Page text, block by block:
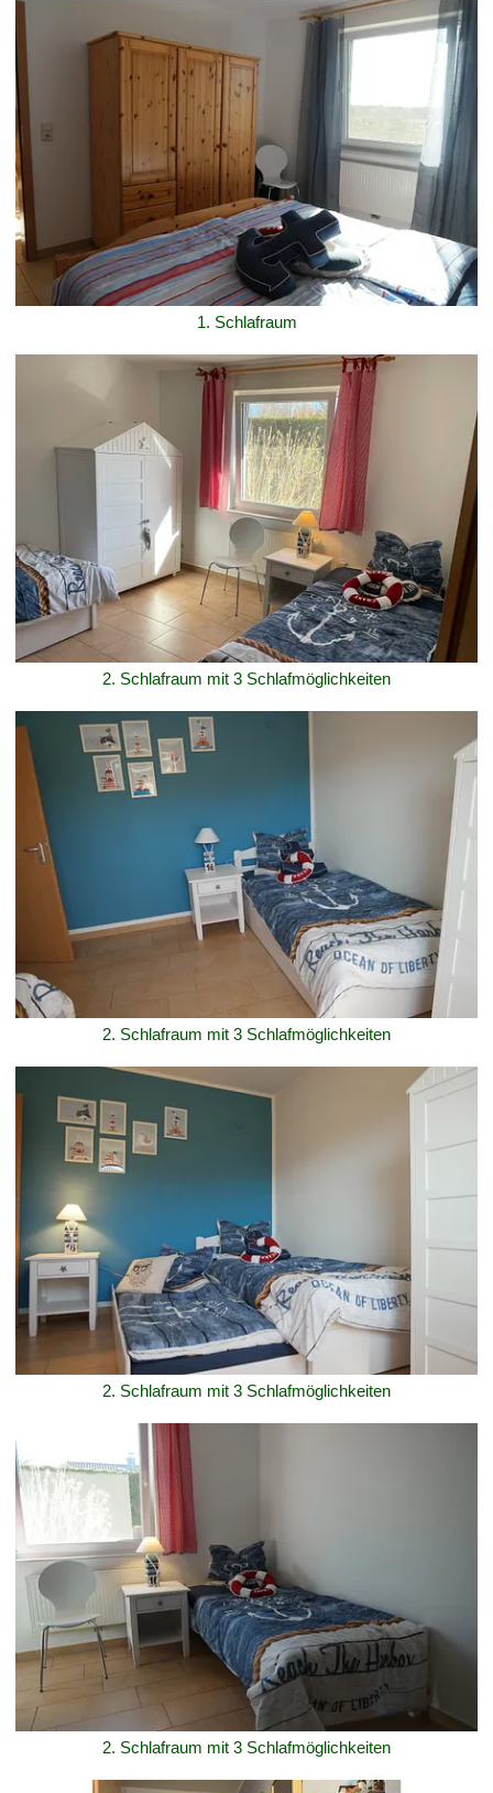
1. Schlafraum
2. Schlafraum mit 3 Schlafmöglichkeiten
2. Schlafraum mit 3 Schlafmöglichkeiten
2. Schlafraum mit 3 Schlafmöglichkeiten
2. Schlafraum mit 3 Schlafmöglichkeiten